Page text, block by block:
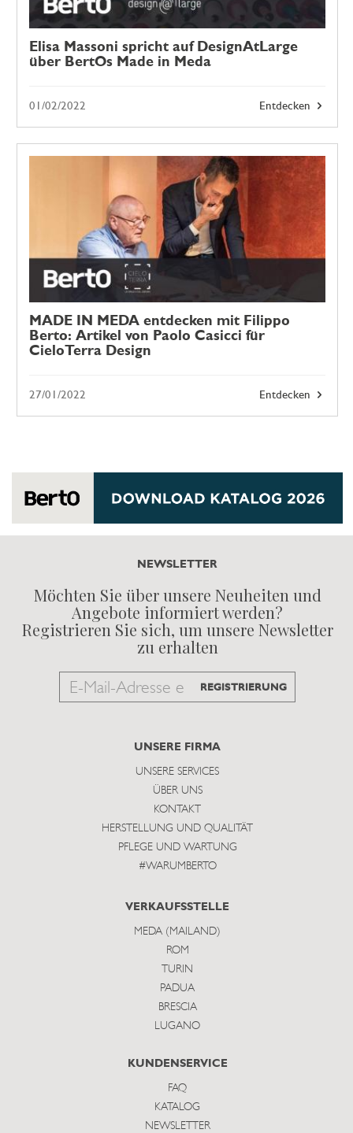
Elisa Massoni spricht auf DesignAtLarge
über BertOs Made in Meda
Entdecken
01/02/2022
MADE IN MEDA entdecken mit Filippo
Berto: Artikel von Paolo Casicci für
CieloTerra Design
Entdecken
27/01/2022
NEWSLETTER
Möchten Sie über unsere Neuheiten und
Angebote informiert werden?
Registrieren Sie sich, um unsere Newsletter
zu erhalten
Email
subscribe
REGISTRIERUNG
UNSERE FIRMA
UNSERE SERVICES
ÜBER UNS
KONTAKT
HERSTELLUNG UND QUALITÄT
PFLEGE UND WARTUNG
#WARUMBERTO
VERKAUFSSTELLE
MEDA (MAILAND)
ROM
TURIN
PADUA
BRESCIA
LUGANO
KUNDENSERVICE
FAQ
KATALOG
NEWSLETTER